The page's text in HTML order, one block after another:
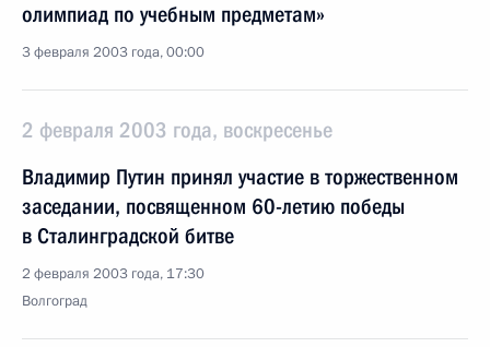
олимпиад по учебным предметам»
3 февраля 2003 года, 00:00
2 февраля 2003 года, воскресенье
Владимир Путин принял участие в торжественном
заседании, посвященном 60-летию победы
в Сталинградской битве
2 февраля 2003 года, 17:30
Волгоград